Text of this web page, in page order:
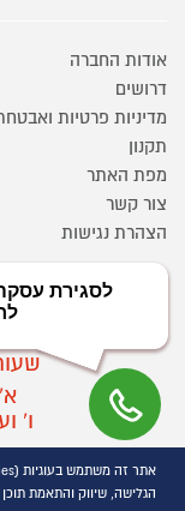
אודות החברה
דרושים
מדיניות פרטיות
תקנון
מפת האתר
צור קשר
הצהרת נגישות
מוקד
ו'
שעות
הגלישה, שיווק והתאמת